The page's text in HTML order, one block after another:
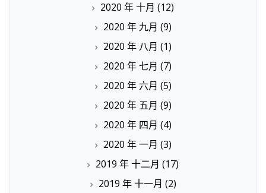
2020 年 十月 (12)
2020 年 九月 (9)
2020 年 八月 (1)
2020 年 七月 (7)
2020 年 六月 (5)
2020 年 五月 (9)
2020 年 四月 (4)
2020 年 一月 (3)
2019 年 十二月 (17)
2019 年 十一月 (2)